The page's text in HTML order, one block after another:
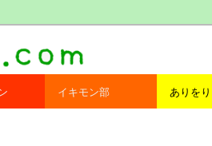
イキモン部 ありを